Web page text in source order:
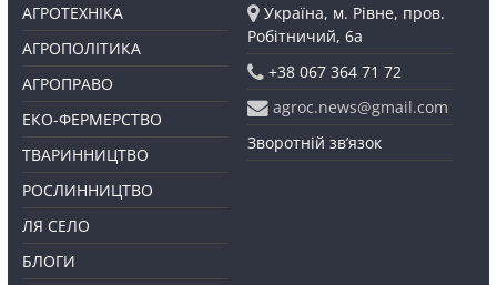
АГРОТЕХНІКА
АГРОПОЛІТИКА
АГРОПРАВО
ЕКО-ФЕРМЕРСТВО
ТВАРИННИЦТВО
РОСЛИННИЦТВО
ЛЯ СЕЛО
БЛОГИ
Україна, м. Рівне, пров.
Робітничий, 6а
+38 067 364 71 72
agroc.news@gmail.com
Зворотній зв’язок